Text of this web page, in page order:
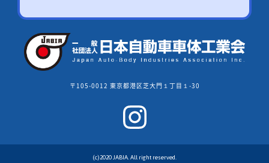
〒105-0012 東京都港区芝大門１丁目１-30
(c)2020 JABIA. All right reserved.